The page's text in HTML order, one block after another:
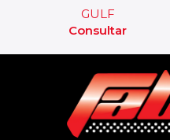
GULF
Consultar